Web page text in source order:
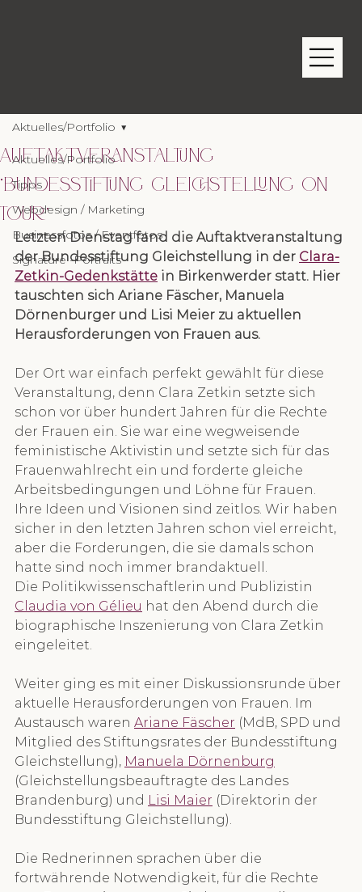
Aktuelles/Portfolio
Tipps
Webdesign / Marketing
Businessfotos / Eventfotos
Signature -Portraits
Aktuelles/Portfolio
Auftaktveranstaltung
"Bundesstiftung Gleichstellung on
Tour"
Letzten Dienstag fand die Auftaktveranstaltung
der Bundesstiftung Gleichstellung in der Clara-
Zetkin-Gedenkstätte in Birkenwerder statt. Hier
tauschten sich Ariane Fäscher, Manuela
Dörnenburger und Lisi Meier zu aktuellen
Herausforderungen von Frauen aus.
Der Ort war einfach perfekt gewählt für diese
Veranstaltung, denn Clara Zetkin setzte sich
schon vor über hundert Jahren für die Rechte
der Frauen ein. Sie war eine wegweisende
feministische Aktivistin und setzte sich für das
Frauenwahlrecht ein und forderte gleiche
Arbeitsbedingungen und Löhne für Frauen.
Ihre Ideen und Visionen sind zeitlos. Wir haben
sicher in den letzten Jahren schon viel erreicht,
aber die Forderungen, die sie damals schon
hatte sind noch immer brandaktuell.
Die Politikwissenschaftlerin und Publizistin
Claudia von Gélieu hat den Abend durch die
biographische Inszenierung von Clara Zetkin
eingeleitet.
Weiter ging es mit einer Diskussionsrunde über
aktuelle Herausforderungen von Frauen. Im
Austausch waren Ariane Fäscher (MdB, SPD und
Mitglied des Stiftungsrates der Bundesstiftung
Gleichstellung), Manuela Dörnenburg
(Gleichstellungsbeauftragte des Landes
Brandenburg) und Lisi Maier (Direktorin der
Bundesstiftung Gleichstellung).
Die Rednerinnen sprachen über die
fortwährende Notwendigkeit, für die Rechte